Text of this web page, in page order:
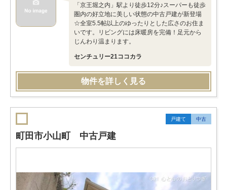
「京王堀之内」駅より徒歩12分♪スーパーも徒歩
圏内の好立地に美しい状態の中古戸建が新登場
☆全室5.5帖以上のゆったりとした広さのお住ま
いです。リビングには床暖房を完備！足元から
じんわり温まります。
センチュリー21ココカラ
物件を詳しく見る
戸建て 中古
町田市小山町 中古戸建